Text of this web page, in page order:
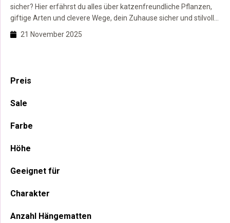
sicher? Hier erfährst du alles über katzenfreundliche Pflanzen,
giftige Arten und clevere Wege, dein Zuhause sicher und stilvoll
mit Pflanzen zu dekorieren. So machst du dein Zuhause grün
und gleichzeitig sicher für deine Katze. Auf dieser Seite liest du:
21 November 2025
Haupt-
Sidebar
Preis
Sale
Farbe
Höhe
Geeignet für
Charakter
Anzahl Hängematten